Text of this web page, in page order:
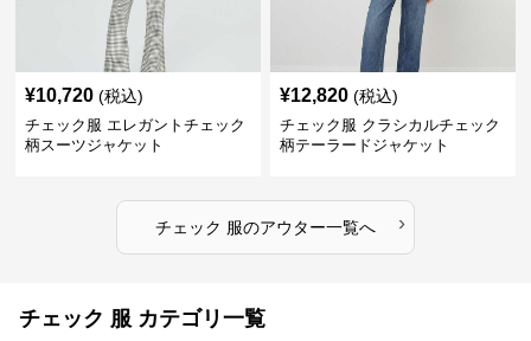
¥10,720 (税込)
チェック服 エレガントチェック
柄スーツジャケット
¥12,820 (税込)
チェック服 クラシカルチェック
柄テーラードジャケット
チェック 服のアウター一覧へ ›
チェック 服 カテゴリ一覧